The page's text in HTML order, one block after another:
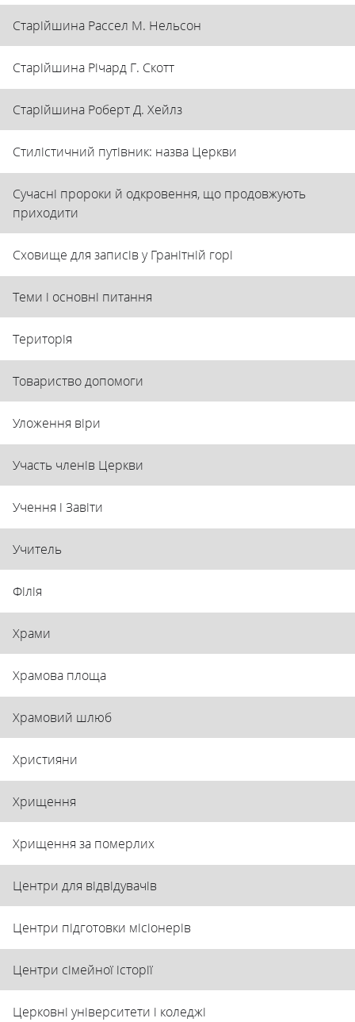
Старійшина Рассел М. Нельсон
Старійшина Річард Г. Скотт
Старійшина Роберт Д. Хейлз
Стилістичний путівник: назва Церкви
Сучасні пророки й одкровення, що продовжують
приходити
Сховище для записів у Гранітній горі
Теми і основні питання
Територія
Товариство допомоги
Уложення віри
Участь членів Церкви
Учення і Завіти
Учитель
Філія
Храми
Храмова площа
Храмовий шлюб
Християни
Хрищення
Хрищення за померлих
Центри для відвідувачів
Центри підготовки місіонерів
Центри сімейної історії
Церковні університети і коледжі